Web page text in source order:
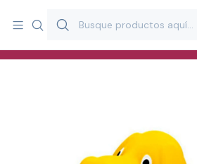
y estimulación infantil en Chile.
Especialistas en recursos educativos